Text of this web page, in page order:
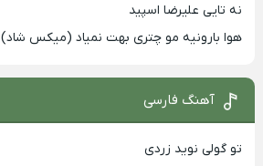
نه تایی علیرضا اسپید
هوا بارونیه مو چتری بهت نمیاد (میکس شاد)
آهنگ فارسی
تو گولی نوید زردی